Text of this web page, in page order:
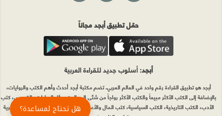
حمّل تطبيق أبجد مجاناً
أبجد: أسلوب جديد للقراءة العربية
أبجد هو تطبيق القراءة رقم واحد في العالم العربي. تضم مكتبة أبجد أحدث وأهم الكتب والروايات،
بالإضافة إلى الكتب الأكثر مبيعاً والكتب الأكثر رواجاً من شتّى المجالات، مثل الروايات والقصص، كتب
الأدب، الكتب التاريخية، الكتب السياسية، كتب المال والأعمال، كتب الفلسفة وكتب التنمية البشرية
هل تحتاج لمساعدة؟